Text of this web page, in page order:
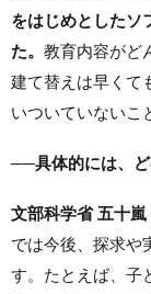
をはじめとしたソ
た。 教育内容がど
建て替えは早くて
いついていないこ
──具体的には、
文部科学省 五十嵐
では今後、探求や
す。たとえば、子